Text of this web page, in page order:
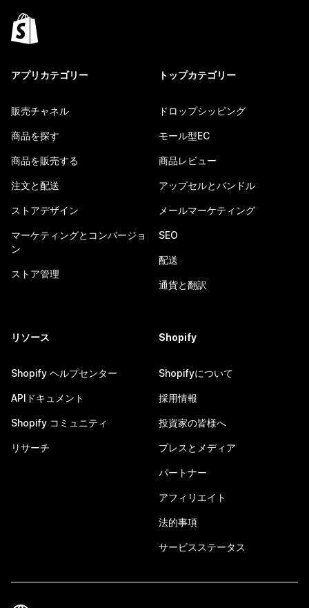
アプリカテゴリー
販売チャネル
商品を探す
商品を販売する
注文と配送
ストアデザイン
マーケティングとコンバージョ
ン
ストア管理
トップカテゴリー
ドロップシッピング
モール型EC
商品レビュー
アップセルとバンドル
メールマーケティング
SEO
配送
通貨と翻訳
リソース
Shopify ヘルプセンター
APIドキュメント
Shopify コミュニティ
リサーチ
Shopify
Shopifyについて
採用情報
投資家の皆様へ
プレスとメディア
パートナー
アフィリエイト
法的事項
サービスステータス